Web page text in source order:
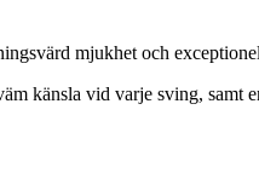
mjukhet och
känsla vid varje sving, samt